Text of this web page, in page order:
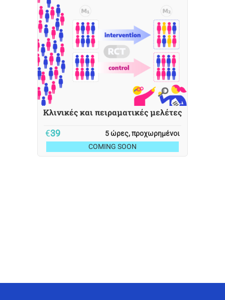
Κλινικές και πειραματικές μελέτες
€39
5 ώρες, προχωρημένοι
COMING SOON